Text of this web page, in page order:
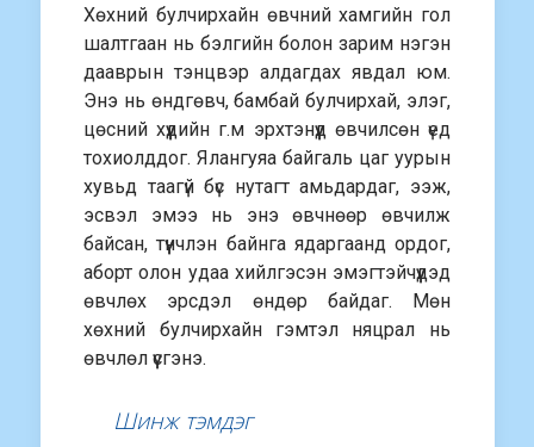
Хөхний булчирхайн өвчний хамгийн гол
шалтгаан нь бэлгийн болон зарим нэгэн
дааврын тэнцвэр алдагдах явдал юм.
Энэ нь өндгөвч, бамбай булчирхай, элэг,
цөсний хүүдийн г.м эрхтэнүүд өвчилсөн үед
тохиолддог. Ялангуяа байгаль цаг уурын
хувьд таагүй бүс нутагт амьдардаг, ээж,
эсвэл эмээ нь энэ өвчнөөр өвчилж
байсан, түүнчлэн байнга ядаргаанд ордог,
аборт олон удаа хийлгэсэн эмэгтэйчүүдэд
өвчлөх эрсдэл өндөр байдаг. Мөн
хөхний булчирхайн гэмтэл няцрал нь
өвчлөл үүсгэнэ.
Шинж тэмдэг